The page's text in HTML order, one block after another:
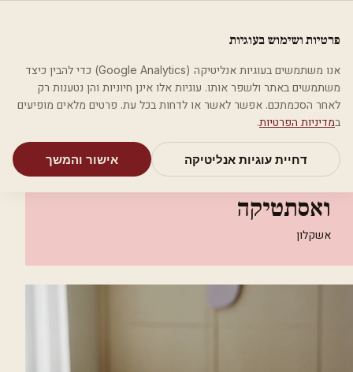
מאמריםקטגוריותחיפושאודות
בית קטגוריות
אסתטיקה רפואית
קליניקת שחר - מרפאת שיניים ואסתטיקה
קליניקת שחר - מרפאת שיניים
ואסתטיקה
אשקלון
פרטיות ושימוש בעוגיות
אנו משתמשים בעוגיות אנליטיקה (Google Analytics) כדי להבין כיצד
משתמשים באתר ולשפר אותו. עוגיות אלו אינן חיוניות והן נטענות רק
לאחר הסכמתכם. אפשר לאשר או לדחות בכל עת. פרטים מלאים מופיעים
במדיניות הפרטיות.
דחיית עוגיות אנליטיקה אישור והמשך